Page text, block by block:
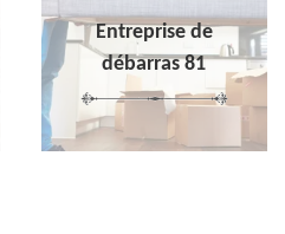
Entreprise de
débarras 81